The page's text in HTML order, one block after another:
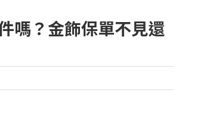
嗎？金飾保單不見還